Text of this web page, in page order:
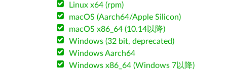
Linux x64 (rpm)
macOS (Aarch64/Apple Silicon)
macOS x86_64 (10.14以降)
Windows (32 bit, deprecated)
Windows Aarch64
Windows x86_64 (Windows 7以降)